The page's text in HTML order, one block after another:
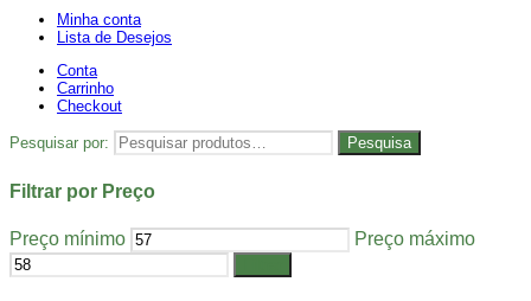
Minha conta
Lista de Desejos
Conta
Carrinho
Checkout
Pesquisar por: Pesquisa
Filtrar por Preço
Preço mínimo Preço máximo